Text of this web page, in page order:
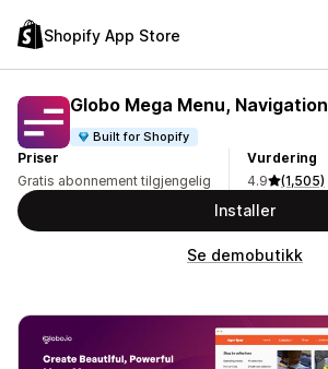
Shopify App Store
Globo Mega Menu, Navigation
Built for Shopify
Priser
Gratis abonnement tilgjengelig
Vurdering
4.9
(1,505)
Installer
Se demobutikk